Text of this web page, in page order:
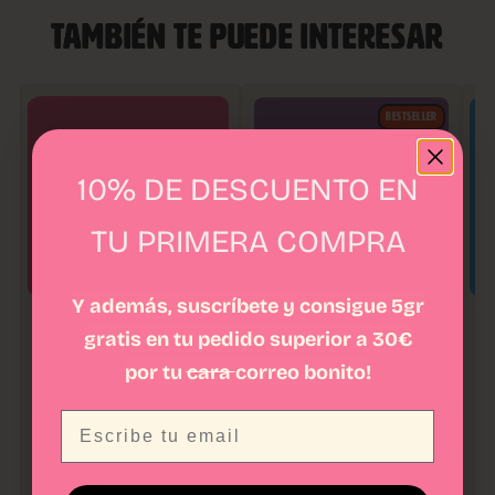
TAMBIÉN TE PUEDE INTERESAR
BULK 25 GRAMOS
50,00€
★★★★★52 Opiniones
VER PRODUCTO
BESTSELLER
CBD
25,00€
★★★★★459 Opiniones
10% DE DESCUENTO EN
TU PRIMERA COMPRA
Y además, suscríbete y consigue 5gr
gratis en tu pedido superior a 30€
por tucaracorreo bonito!